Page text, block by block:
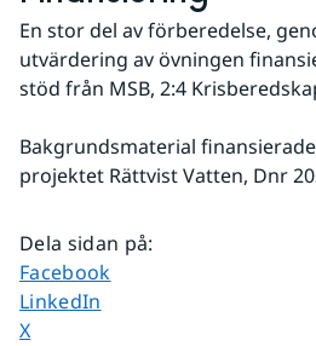
En stor del av förberedelse,
utvärdering av övningen
stöd från MSB, 2:4
Bakgrundsmaterial
projektet Rättvist Vatten, Dnr
Dela sidan på:
Dela sidan på
Facebook
Dela sidan på
LinkedIn
Dela sidan på
X